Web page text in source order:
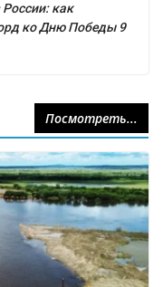
как
ко Дню Победы 9
Посмотреть...